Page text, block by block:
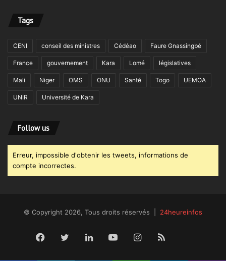
Tags
CENI conseil des ministres Cédéao Faure Gnassingbé
France gouvernement Kara Lomé législatives
Mali Niger OMS ONU Santé Togo UEMOA
UNIR Université de Kara
Follow us
Erreur, impossible d'obtenir les tweets, informations de
compte incorrectes.
© Copyright 2026, Tous droits réservés | 24heureinfos
Facebook
TwitterLinkedinYouTubeInstagram